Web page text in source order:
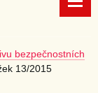
bezpečnostních
13/2015